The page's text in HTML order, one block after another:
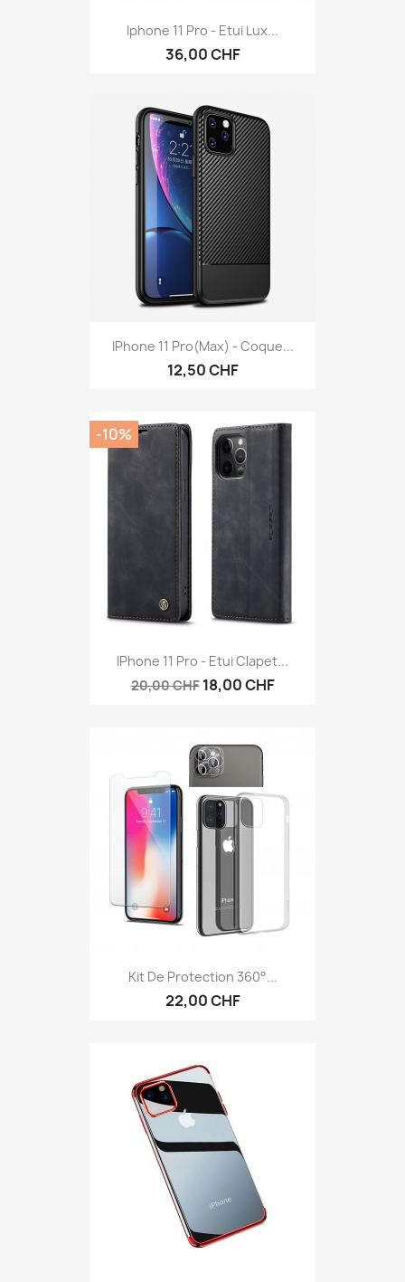
Iphone 11 Pro - Etui Lux...
36,00 CHF
IPhone 11 Pro(Max) - Coque...
12,50 CHF
IPhone 11 Pro - Etui Clapet...
20,00 CHF 18,00 CHF
-10%
Kit De Protection 360°...
22,00 CHF